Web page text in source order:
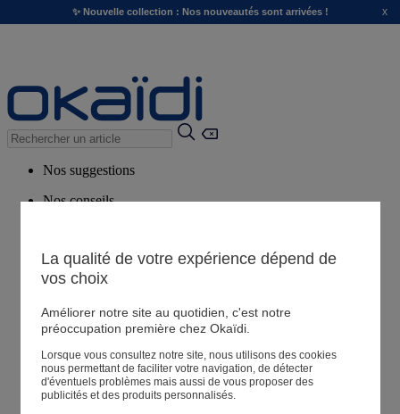
✨ Nouvelle collection : Nos nouveautés sont arrivées ! x
Nos suggestions
Nos conseils
Magasin
Mes informations
Suivre une commande
Panier
La qualité de votre expérience dépend de
vos choix
Améliorer notre site au quotidien, c'est notre
préoccupation première chez Okaïdi.
Lorsque vous consultez notre site, nous utilisons des cookies
nous permettant de faciliter votre navigation, de détecter
d'éventuels problèmes mais aussi de vous proposer des
publicités et des produits personnalisés.